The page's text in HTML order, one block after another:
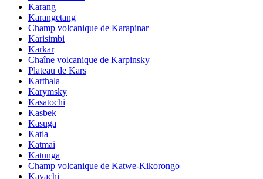
Karang
Karangetang
Champ volcanique de Karapinar
Karisimbi
Karkar
Chaîne volcanique de Karpinsky
Plateau de Kars
Karthala
Karymsky
Kasatochi
Kasbek
Kasuga
Katla
Katmai
Katunga
Champ volcanique de Katwe-Kikorongo
Kavachi